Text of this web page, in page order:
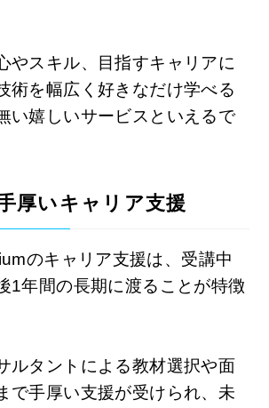
やスキル、目指すキャリアに
術を幅広く好きなだけ学べる
い嬉しいサービスといえるで
厚いキャリア支援
のキャリア支援は、受講中
1年間の長期に渡ることが特徴
ルタントによる教材選択や面
で手厚い支援が受けられ、未